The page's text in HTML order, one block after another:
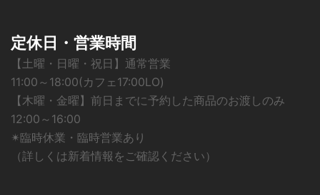
定休日・営業時間
【土曜・日曜・祝日】通常営業
11:00～18:00(カフェ17:00LO)
【木曜・金曜】前日までに予約した商品のお渡しのみ
12:00～16:00
✴︎臨時休業・臨時営業あり
（詳しくは新着情報をご確認ください）